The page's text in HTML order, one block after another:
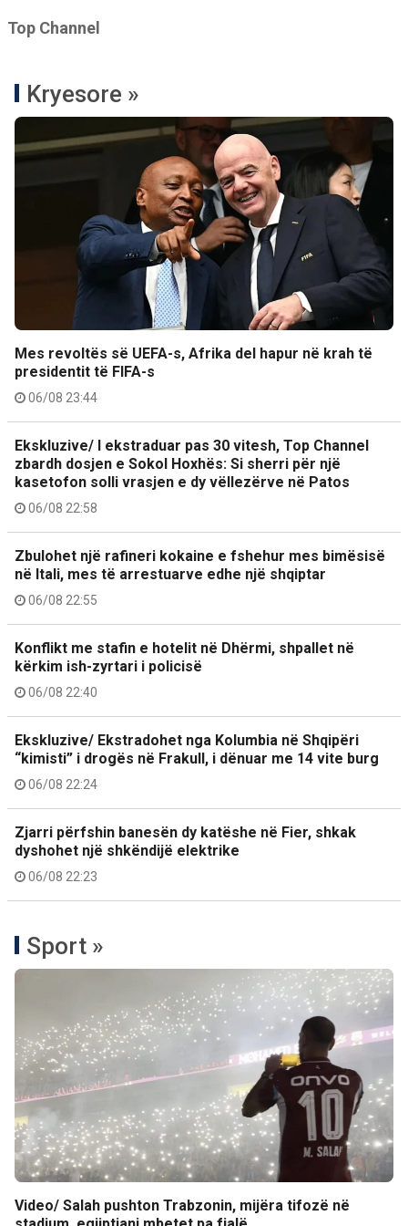
Top Channel
Kryesore »
Mes revoltës së UEFA-s, Afrika del hapur në krah të
presidentit të FIFA-s
06/08 23:44
Ekskluzive/ I ekstraduar pas 30 vitesh, Top Channel
zbardh dosjen e Sokol Hoxhës: Si sherri për një
kasetofon solli vrasjen e dy vëllezërve në Patos
06/08 22:58
Zbulohet një rafineri kokaine e fshehur mes bimësisë
në Itali, mes të arrestuarve edhe një shqiptar
06/08 22:55
Konflikt me stafin e hotelit në Dhërmi, shpallet në
kërkim ish-zyrtari i policisë
06/08 22:40
Ekskluzive/ Ekstradohet nga Kolumbia në Shqipëri
“kimisti” i drogës në Frakull, i dënuar me 14 vite burg
06/08 22:24
Zjarri përfshin banesën dy katëshe në Fier, shkak
dyshohet një shkëndijë elektrike
06/08 22:23
Sport »
Video/ Salah pushton Trabzonin, mijëra tifozë në